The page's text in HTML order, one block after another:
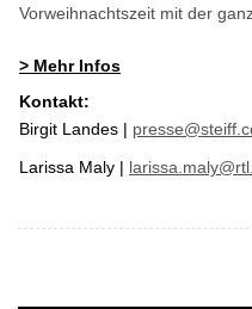
Vorweihnachtszeit mit der
> Mehr Infos
Kontakt:
Birgit Landes |
Larissa Maly |